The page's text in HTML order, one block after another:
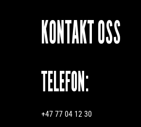
KONTAKT OSS
TELEFON:
+47 77 04 12 30